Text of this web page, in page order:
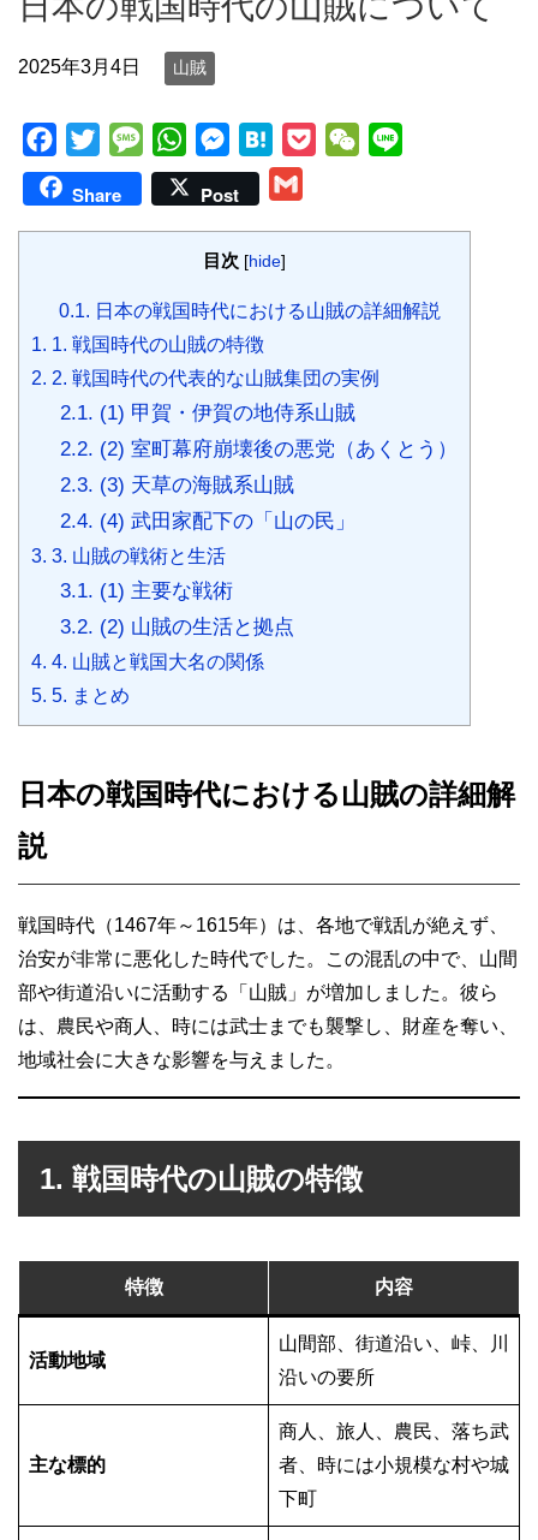
2025年3月4日 山賊
a
c
o
o
k
w
i
e
r
M
e
s
g
e
W
h
a
A
p
p
e
s
e
n
g
e
r
a
t
n
a
t
W
t
Share Post
l
目次 [hide]
0.1. 日本の戦国時代における山賊の詳細解説
1. 1. 戦国時代の山賊の特徴
2. 2. 戦国時代の代表的な山賊集団の実例
2.1. (1) 甲賀・伊賀の地侍系山賊
2.2. (2) 室町幕府崩壊後の悪党（あくとう）
2.3. (3) 天草の海賊系山賊
2.4. (4) 武田家配下の「山の民」
3. 3. 山賊の戦術と生活
3.1. (1) 主要な戦術
3.2. (2) 山賊の生活と拠点
4. 4. 山賊と戦国大名の関係
5. 5. まとめ
日本の戦国時代における山賊の詳細解
説
戦国時代（1467年～1615年）は、各地で戦乱が絶えず、
治安が非常に悪化した時代でした。この混乱の中で、山間
部や街道沿いに活動する「山賊」が増加しました。彼ら
は、農民や商人、時には武士までも襲撃し、財産を奪い、
地域社会に大きな影響を与えました。
1. 戦国時代の山賊の特徴
特徴 内容
活動地域
山間部、街道沿い、峠、川
沿いの要所
主な標的
商人、旅人、農民、落ち武
者、時には小規模な村や城
下町